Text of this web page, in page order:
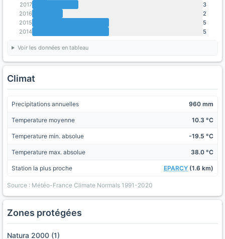
2017
3
2016
2
2015
5
2014
5
Voir les données en tableau
Climat
Precipitations annuelles 960 mm
Temperature moyenne 10.3 °C
Temperature min. absolue -19.5 °C
Temperature max. absolue 38.0 °C
Station la plus proche EPARCY (1.6 km)
Source : Météo-France Climate Normals 1991-2020
Zones protégées
Natura 2000 (1)